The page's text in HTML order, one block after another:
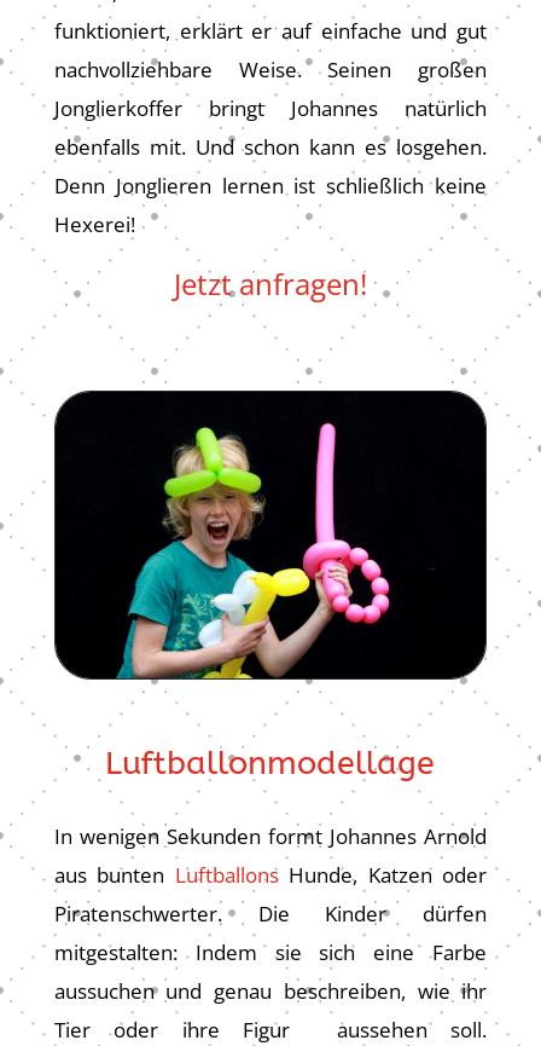
funktioniert, erklärt er auf einfache und gut
nachvollziehbare Weise. Seinen großen
Jonglierkoffer bringt Johannes natürlich
ebenfalls mit. Und schon kann es losgehen.
Denn Jonglieren lernen ist schließlich keine
Hexerei!
Jetzt anfragen!
Luftballonmodellage
In wenigen Sekunden formt Johannes Arnold
aus bunten LuftballonsHunde, Katzen oder
Piratenschwerter. Die Kinder dürfen
mitgestalten: Indem sie sich eine Farbe
aussuchen und genau beschreiben, wie ihr
Tier oder ihre Figur aussehen soll.